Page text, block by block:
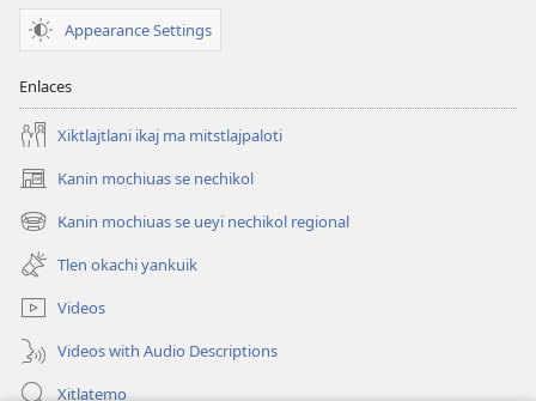
Appearance Settings
Enlaces
Xiktlajtlani ikaj ma mitstlajpaloti
Kanin mochiuas se nechikol
(xiktlapo
okse
ventana)
Kanin mochiuas se ueyi nechikol regional
(xiktlapo
okse
ventana)
Tlen okachi yankuik
Videos
Videos with Audio Descriptions
Xitlatemo